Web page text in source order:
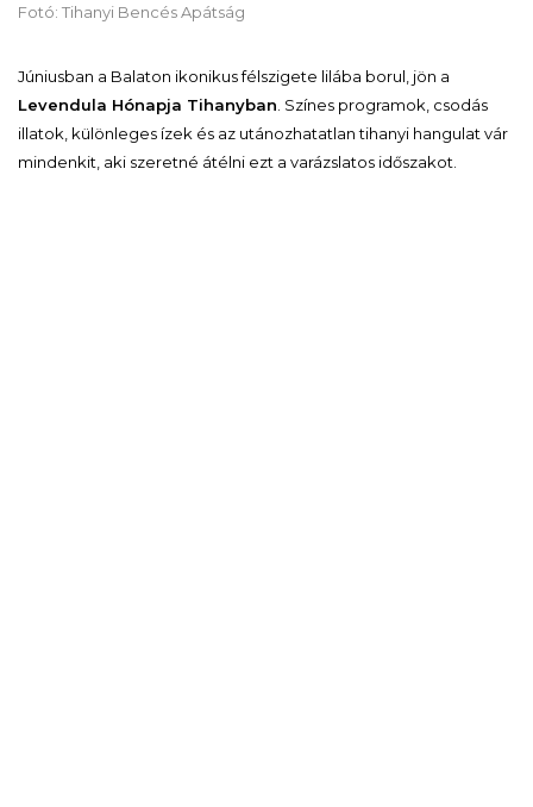
Fotó: Tihanyi Bencés Apátság
Júniusban a Balaton ikonikus félszigete lilába borul, jön a
Levendula Hónapja Tihanyban . Színes programok, csodás
illatok, különleges ízek és az utánozhatatlan tihanyi hangulat vár
mindenkit, aki szeretné átélni ezt a varázslatos időszakot.